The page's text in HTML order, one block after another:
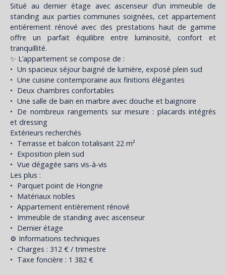
Situé au dernier étage avec ascenseur d’un immeuble de
standing aux parties communes soignées, cet appartement
entièrement rénové avec des prestations haut de gamme
offre un parfait équilibre entre luminosité, confort et
tranquillité.
✨ L’appartement se compose de :
Un spacieux séjour baigné de lumière, exposé plein sud
Une cuisine contemporaine aux finitions élégantes
Deux chambres confortables
Une salle de bain en marbre avec douche et baignoire
De nombreux rangements sur mesure : placards intégrés
et dressing
Extérieurs recherchés
Terrasse et balcon totalisant 22 m²
Exposition plein sud
Vue dégagée sans vis-à-vis
Les plus :
Parquet point de Hongrie
Matériaux nobles
Appartement entièrement rénové
Immeuble de standing avec ascenseur
Dernier étage
⚙️ Informations techniques
Charges : 312 € / trimestre
Taxe foncière : 1 382 €